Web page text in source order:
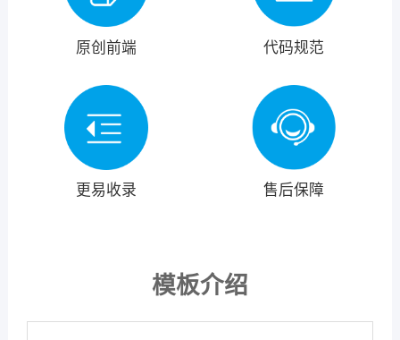
原创前端 代码规范
更易收录 售后保障
模板介绍